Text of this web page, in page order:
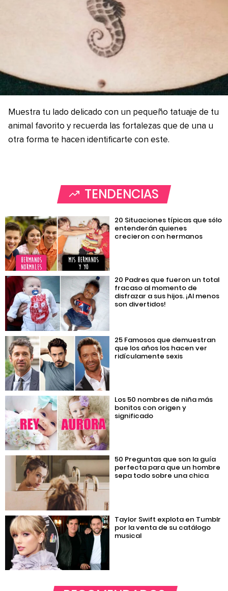
Muestra tu lado delicado con un pequeño tatuaje de tu
animal favorito y recuerda las fortalezas que de una u
otra forma te hacen identificarte con este.
TENDENCIAS
20 Situaciones típicas que sólo
entenderán quienes
crecieron con hermanos
20 Padres que fueron un total
fracaso al momento de
disfrazar a sus hijos. ¡Al menos
son divertidos!
25 Famosos que demuestran
que los años los hacen ver
ridículamente sexis
Los 50 nombres de niña más
bonitos con origen y
significado
50 Preguntas que son la guía
perfecta para que un hombre
sepa todo sobre una chica
Taylor Swift explota en Tumblr
por la venta de su catálogo
musical